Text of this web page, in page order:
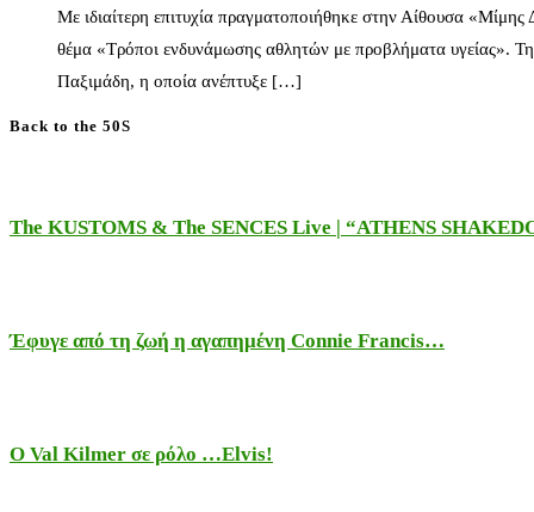
Με ιδιαίτερη επιτυχία πραγματοποιήθηκε στην Αίθουσα
θέμα «Τρόποι ενδυνάμωσης αθλητών με προβλήματα υγείας».
Παξιμάδη, η οποία ανέπτυξε […]
Back to the 50S
The KUSTOMS & The SENCES Live | “ATHENS
Έφυγε από τη ζωή η αγαπημένη Connie Francis…
Ο Val Kilmer σε ρόλο …Elvis!